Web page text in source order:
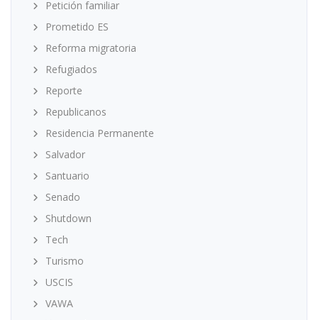
Petición familiar
Prometido ES
Reforma migratoria
Refugiados
Reporte
Republicanos
Residencia Permanente
Salvador
Santuario
Senado
Shutdown
Tech
Turismo
USCIS
VAWA